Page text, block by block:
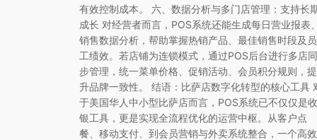
有效控制成本。 六、数据分析与多门店管理：支持长
成长 对经营者而言，POS系统还能生成每日营业报表、
销售数据分析，帮助掌握热销产品、最佳销售时段及员
工绩效。若店铺为连锁模式，通过POS后台进行多店同
步管理，统一菜单价格、促销活动、会员积分规则，提
升品牌一致性。 结语：比萨店数字化转型的核心工具
于美国华人中小型比萨店而言，POS系统已不仅仅是收
银工具，更是实现全流程优化的运营中枢。从客户点
餐、移动支付、到会员营销与外卖系统整合，一个高效